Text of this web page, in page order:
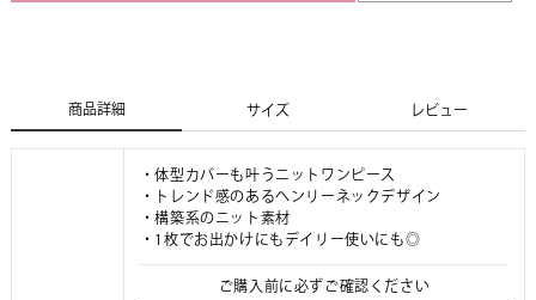
商品詳細 サイズ レビュー
・体型カバーも叶うニットワンピース
・トレンド感のあるヘンリーネックデザイン
・構築系のニット素材
・1枚でお出かけにもデイリー使いにも◎
ご購入前に必ずご確認ください